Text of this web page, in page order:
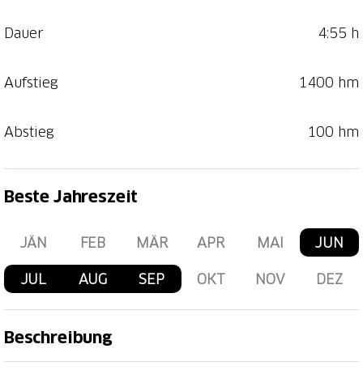
Dauer 4:55 h
Aufstieg 1400 hm
Abstieg 100 hm
Beste Jahreszeit
JÄN FEB MÄR APR MAI JUN
JUL AUG SEP OKT NOV DEZ
Beschreibung